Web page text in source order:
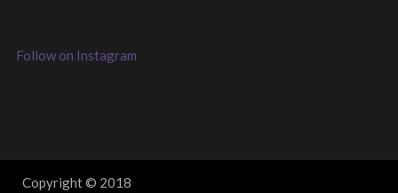
Follow on Instagram
Copyright © 2018